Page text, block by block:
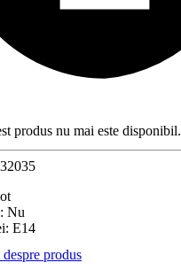
produs nu mai este disponibil.
: Nu
: E14
produs